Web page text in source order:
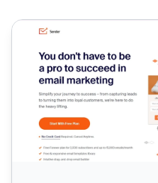
Sender Affiliate Programma